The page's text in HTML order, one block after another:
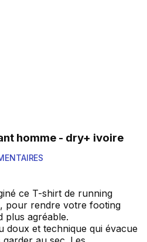
homme - dry+ ivoire
reviews
ce T-shirt de running
pour rendre votre footing
plus agréable.
doux et technique qui évacue